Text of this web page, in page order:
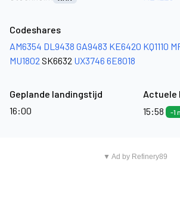
Codeshares
AM6354 DL9438 GA9483 KE6420 KQ1110
MU1802 SK6632 UX3746 6E8018
Geplande landingstijd
16:00
Actuele
15:58
-1
▼ Ad by Refinery89